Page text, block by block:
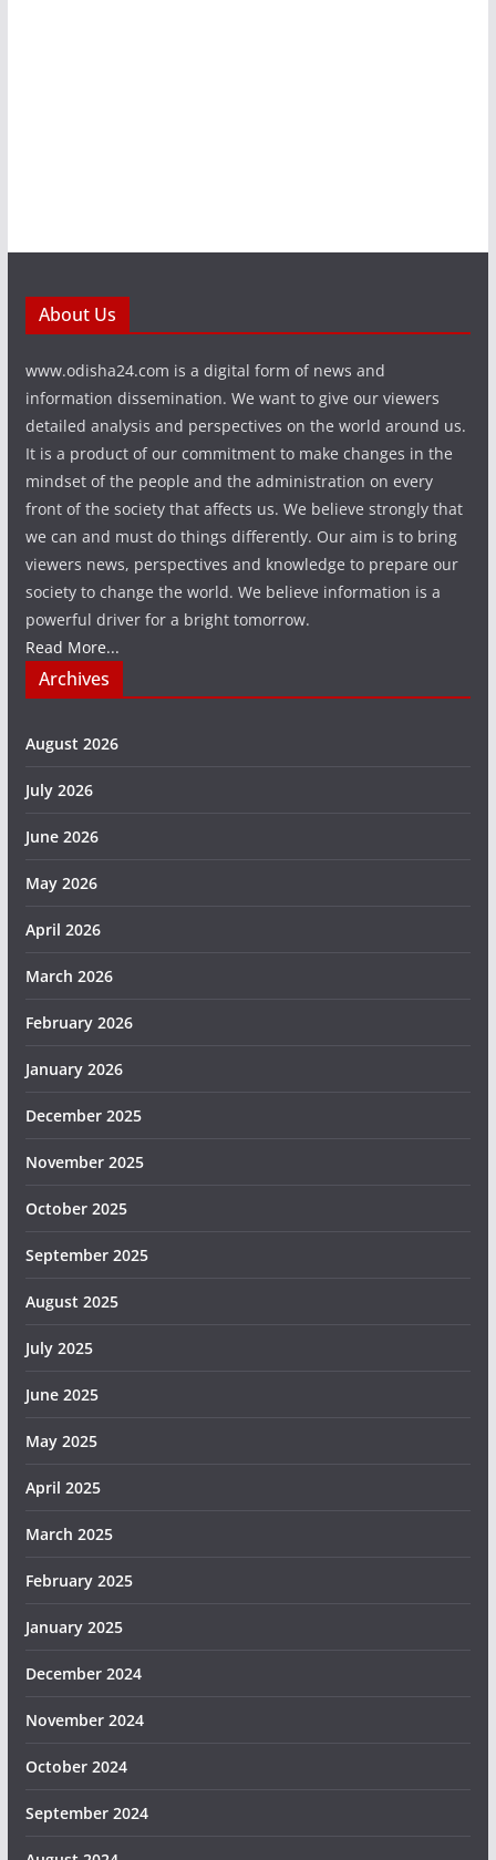
About Us
www.odisha24.com is a digital form of news and
information dissemination. We want to give our viewers
detailed analysis and perspectives on the world around us.
It is a product of our commitment to make changes in the
mindset of the people and the administration on every
front of the society that affects us. We believe strongly that
we can and must do things differently. Our aim is to bring
viewers news, perspectives and knowledge to prepare our
society to change the world. We believe information is a
powerful driver for a bright tomorrow.
Read More...
Archives
August 2026
July 2026
June 2026
May 2026
April 2026
March 2026
February 2026
January 2026
December 2025
November 2025
October 2025
September 2025
August 2025
July 2025
June 2025
May 2025
April 2025
March 2025
February 2025
January 2025
December 2024
November 2024
October 2024
September 2024